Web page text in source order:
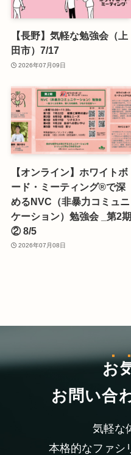
【長野】気軽な勉強会（上
田市）7/17
2026年07月09日
【オンライン】ホワイトボ
ード・ミーティング®で深
めるNVC（非暴力コミュニ
ケーション）勉強会 _第2期
② 8/5
2026年07月08日
お
お問い合
気軽な
本格的なファシ